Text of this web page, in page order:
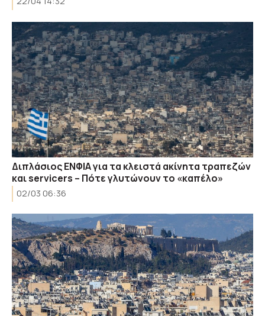
Διπλάσιος ΕΝΦΙΑ για τα κλειστά ακίνητα τραπεζών
και servicers – Πότε γλυτώνουν το «καπέλο»
02/03 06:36